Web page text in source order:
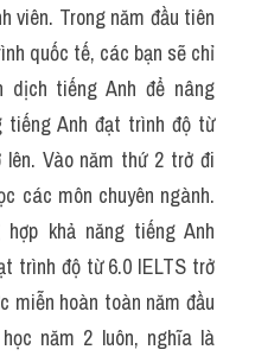
viên. Trong năm đầu tiên
quốc tế, các bạn sẽ chỉ
dịch tiếng Anh để nâng
tiếng Anh đạt trình độ từ
lên. Vào năm thứ 2 trở đi
các môn chuyên ngành.
hợp khả năng tiếng Anh
trình độ từ 6.0 IELTS trở
miễn hoàn toàn năm đầu
năm 2 luôn, nghĩa là